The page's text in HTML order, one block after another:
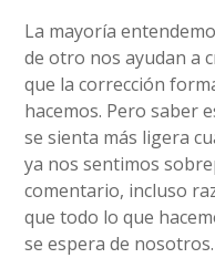
La mayoría
de otro nos ayudan a
que la corrección
hacemos. Pero saber
se sienta más ligera
ya nos sentimos
comentario, incluso
que todo lo que
se espera de nosotros.